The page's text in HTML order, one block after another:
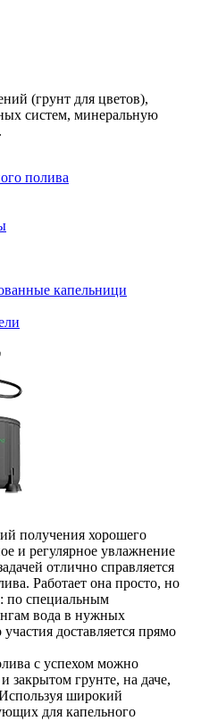
(грунт для цветов),
систем, минеральную
полива
капельници
получения хорошего
и регулярное увлажнение
отлично справляется
Работает она просто, но
по специальным
вода в нужных
доставляется прямо
с успехом можно
закрытом грунте, на даче,
широкий
для капельного